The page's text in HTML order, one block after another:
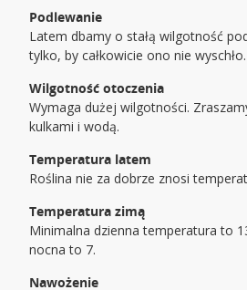
Podlewanie
Latem dbamy o stałą wilgotność
tylko, by całkowicie ono nie wyschło.
Wilgotność otoczenia
Wymaga dużej wilgotności.
kulkami i wodą.
Temperatura latem
Roślina nie za dobrze znosi
Temperatura zimą
Minimalna dzienna temperatura to
nocna to 7.
Nawożenie